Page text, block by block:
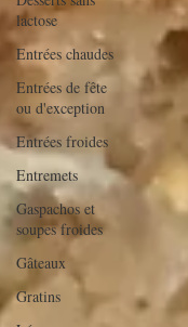
lactose
Entrées chaudes
Entrées de fête
ou d'exception
Entrées froides
Entremets
Gaspachos et
soupes froides
Gâteaux
Gratins